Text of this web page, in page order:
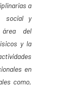
a
social y
área del
y la
en
como,